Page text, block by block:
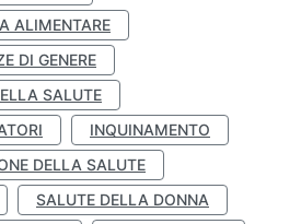
ALIMENTARE
DI GENERE
SALUTE
INQUINAMENTO
DELLA SALUTE
SALUTE DELLA DONNA